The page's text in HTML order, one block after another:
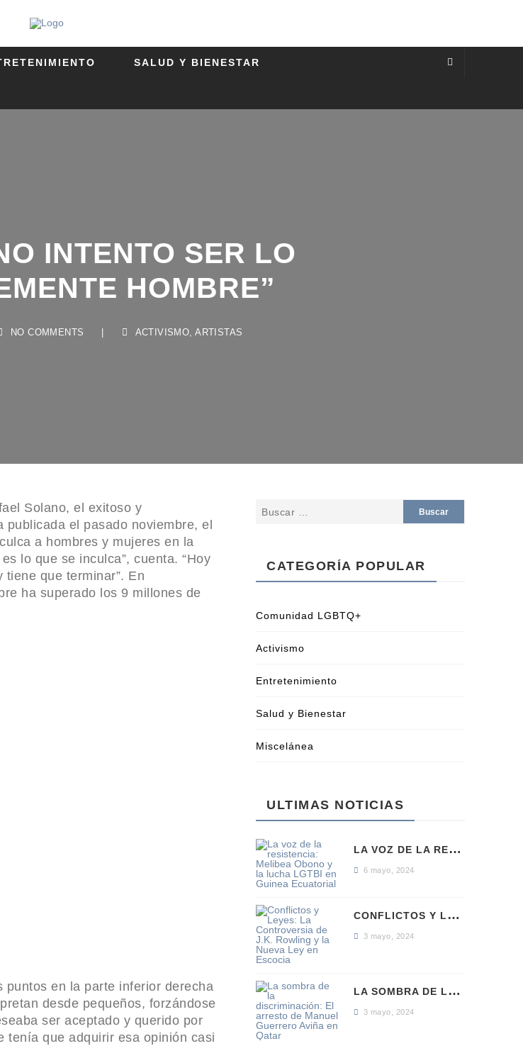
SALUD Y BIENESTAR
INTENTO SER LO
HOMBRE”
Solano, el exitoso y
publicada el pasado noviembre, el
a hombres y mujeres en la
lo que se inculca”, cuenta. “Hoy
que terminar”. En
ha superado los 9 millones de
en la parte inferior derecha
desde pequeños, forzándose
ser aceptado y querido por
tenía que adquirir esa opinión casi
CATEGORÍA POPULAR
Comunidad LGBTQ+
Activismo
Entretenimiento
Salud y Bienestar
Miscelánea
ULTIMAS NOTICIAS
L
A VOZ DE LA RESISTENCIA: MELIBEA OBONO Y LA LUCHA LGTBI EN GUINEA ECUATORIAL
6 mayo, 2024
C
ONFLICTOS Y LEYES: LA CONTROVERSIA DE J.K. ROWLING Y LA NUEVA LEY EN ESCOCIA
3 mayo, 2024
L
A SOMBRA DE LA DISCRIMINACIÓN: EL ARRESTO DE MANUEL GUERRERO AVIÑA EN QATAR
3 mayo, 2024